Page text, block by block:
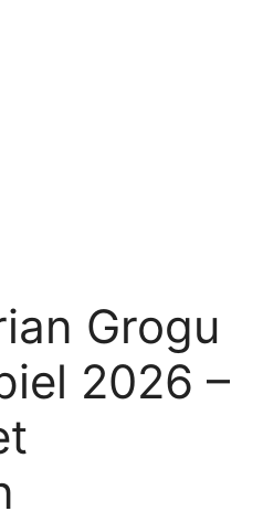
Grogu
2026 –